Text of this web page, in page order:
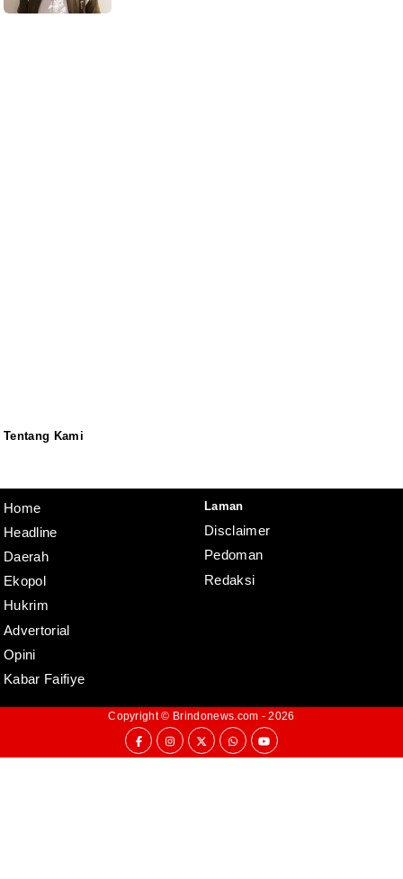
Tentang Kami
Home
Headline
Daerah
Ekopol
Hukrim
Advertorial
Opini
Kabar Faifiye
Laman
Disclaimer
Pedoman
Redaksi
Copyright © Brindonews.com - 2026